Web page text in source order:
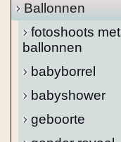
Ballonnen
fotoshoots met
ballonnen
babyborrel
babyshower
geboorte